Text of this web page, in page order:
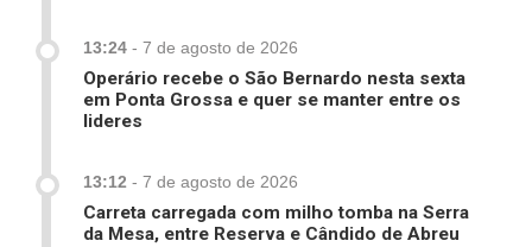
13:24 - 7 de agosto de 2026
Operário recebe o São Bernardo nesta sexta
em Ponta Grossa e quer se manter entre os
lideres
13:12 - 7 de agosto de 2026
Carreta carregada com milho tomba na Serra
da Mesa, entre Reserva e Cândido de Abreu